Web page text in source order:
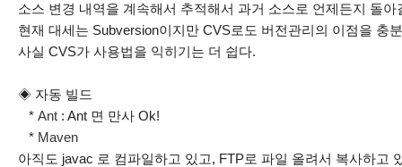
소스 변경 내역을 계속해서 추적해서 과거 소스로 언제든지 돌
현재 대세는 Subversion이지만 CVS로도 버전관리의 이점을 충
사실 CVS가 사용법을 익히기는 더 쉽다.
◈ 자동 빌드
* Ant : Ant 면 만사 Ok!
* Maven
아직도 javac 로 컴파일하고 있고, FTP로 파일 올려서 복사하고